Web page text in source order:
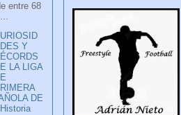
entre 68
Y
LA LIGA
DE